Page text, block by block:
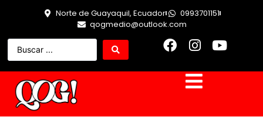
Norte de Guayaquil, Ecuador
0993701151
qogmedio@outlook.com